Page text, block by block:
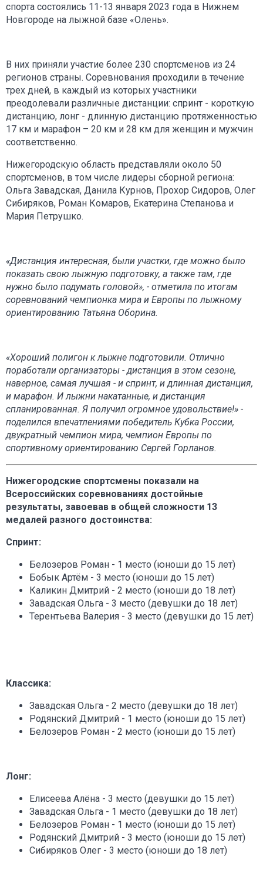
спорта состоялись 11-13 января 2023 года в Нижнем
Новгороде на лыжной базе «Олень».
В них приняли участие более 230 спортсменов из 24
регионов страны. Соревнования проходили в течение
трех дней, в каждый из которых участники
преодолевали различные дистанции: спринт - короткую
дистанцию, лонг - длинную дистанцию протяженностью
17 км и марафон – 20 км и 28 км для женщин и мужчин
соответственно.
Нижегородскую область представляли около 50
спортсменов, в том числе лидеры сборной региона:
Ольга Завадская, Данила Курнов, Прохор Сидоров, Олег
Сибиряков, Роман Комаров, Екатерина Степанова и
Мария Петрушко.
«Дистанция интересная, были участки, где можно было
показать свою лыжную подготовку, а также там, где
нужно было подумать головой», - отметила по итогам
соревнований чемпионка мира и Европы по лыжному
ориентированию Татьяна Оборина.
«Хороший полигон к лыжне подготовили. Отлично
поработали организаторы - дистанция в этом сезоне,
наверное, самая лучшая - и спринт, и длинная дистанция,
и марафон. И лыжни накатанные, и дистанция
спланированная. Я получил огромное удовольствие!» -
поделился впечатлениями победитель Кубка России,
двукратный чемпион мира, чемпион Европы по
спортивному ориентированию Сергей Горланов.
Нижегородские спортсмены показали на
Всероссийских соревнованиях достойные
результаты, завоевав в общей сложности 13
медалей разного достоинства:
Спринт:
Белозеров Роман - 1 место (юноши до 15 лет)
Бобык Артём - 3 место (юноши до 15 лет)
Каликин Дмитрий - 2 место (юноши до 18 лет)
Завадская Ольга - 3 место (девушки до 18 лет)
Терентьева Валерия - 3 место (девушки до 15 лет)
Классика:
Завадская Ольга - 2 место (девушки до 18 лет)
Родянский Дмитрий - 1 место (юноши до 15 лет)
Белозеров Роман - 2 место (юноши до 15 лет)
Лонг:
Елисеева Алёна - 3 место (девушки до 15 лет)
Завадская Ольга - 1 место (девушки до 18 лет)
Белозеров Роман - 1 место (юноши до 15 лет)
Родянский Дмитрий - 3 место (юноши до 15 лет)
Сибиряков Олег - 3 место (юноши до 18 лет)